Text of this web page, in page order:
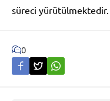
süreci yürütülmektedir.
0